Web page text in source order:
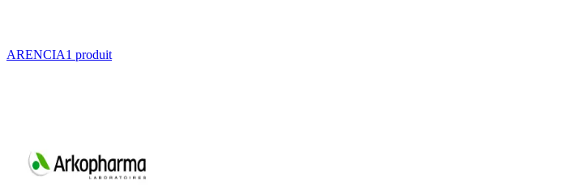
ARENCIA1 produit